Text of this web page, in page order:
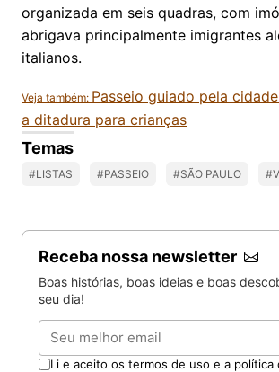
organizada em seis quadras, com
abrigava principalmente imigrantes
italianos.
Veja também: Passeio guiado pela
a ditadura para crianças
Temas
#LISTAS #PASSEIO #SÃO PAULO
Receba nossa newsletter
Boas histórias, boas ideias e boas
seu dia!
Email
Li e aceito os termos de uso e a política